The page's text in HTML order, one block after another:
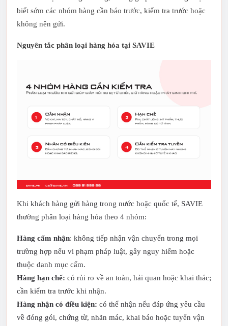
biết sớm các nhóm hàng cần báo trước, kiểm tra trước hoặc
không nên gửi.
Nguyên tắc phân loại hàng hóa tại SAVIE
Khi khách hàng gửi hàng trong nước hoặc quốc tế, SAVIE
thường phân loại hàng hóa theo 4 nhóm:
Hàng cấm nhận: không tiếp nhận vận chuyển trong mọi
trường hợp nếu vi phạm pháp luật, gây nguy hiểm hoặc
thuộc danh mục cấm.
Hàng hạn chế: có rủi ro về an toàn, hải quan hoặc khai thác;
cần kiểm tra trước khi nhận.
Hàng nhận có điều kiện: có thể nhận nếu đáp ứng yêu cầu
về đóng gói, chứng từ, nhãn mác, khai báo hoặc tuyến vận